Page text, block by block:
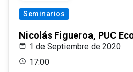
Seminarios
Nicolás Figueroa, PUC
1 de Septiembre de 2020
17:00